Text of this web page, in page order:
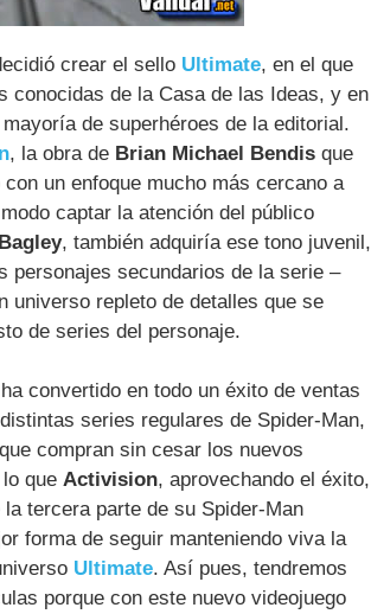
crear el sello Ultimate, en el que
conocidas de la Casa de las Ideas, y en
de superhéroes de la editorial.
, la obra de Brian Michael Bendis que
un enfoque mucho más cercano a
captar la atención del público
, también adquiría ese tono juvenil,
personajes secundarios de la serie –
universo repleto de detalles que se
de series del personaje.
convertido en todo un éxito de ventas
series regulares de Spider-Man,
compran sin cesar los nuevos
que Activision, aprovechando el éxito,
la tercera parte de su Spider-Man
forma de seguir manteniendo viva la
Ultimate. Así pues, tendremos
porque con este nuevo videojuego